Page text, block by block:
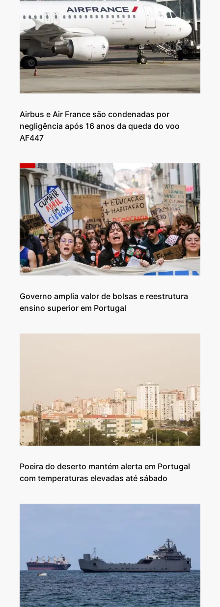
Airbus e Air France são condenadas por
negligência após 16 anos da queda do voo
AF447
Governo amplia valor de bolsas e reestrutura
ensino superior em Portugal
Poeira do deserto mantém alerta em Portugal
com temperaturas elevadas até sábado